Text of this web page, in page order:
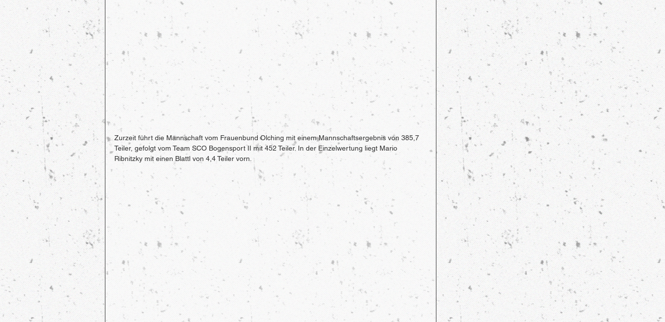
Zurzeit führt die Mannschaft vom Frauenbund Olching mit einem Mannschaftsergebnis von 385,7
Teiler, gefolgt vom Team SCO Bogensport II mit 452 Teiler. In der Einzelwertung liegt Mario
Ribnitzky mit einen Blattl von 4,4 Teiler vorn.